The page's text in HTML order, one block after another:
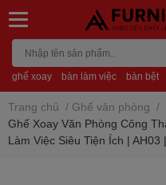
ghế xoay bàn làm việc bàn bệt
Trang chủ / Ghế văn phòng /
Ghế Xoay Văn Phòng Công
Làm Việc Siêu Tiện Ích | AH03